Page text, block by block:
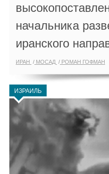
начальника
иранского
ИРАН МОСАД РОМАН ГОФМАН
ИЗРАИЛЬ